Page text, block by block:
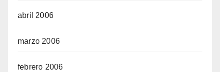
abril 2006
marzo 2006
febrero 2006